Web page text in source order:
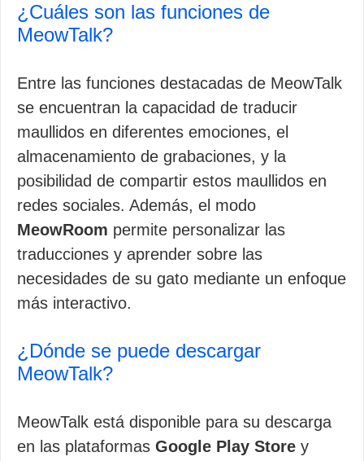
¿Cuáles son las funciones de
MeowTalk?
Entre las funciones destacadas de MeowTalk
se encuentran la capacidad de traducir
maullidos en diferentes emociones, el
almacenamiento de grabaciones, y la
posibilidad de compartir estos maullidos en
redes sociales. Además, el modo
MeowRoom permite personalizar las
traducciones y aprender sobre las
necesidades de su gato mediante un enfoque
más interactivo.
¿Dónde se puede descargar
MeowTalk?
MeowTalk está disponible para su descarga
en las plataformas Google Play Store y